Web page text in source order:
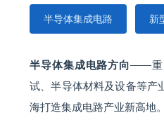
半导体集成电路 新
半导体集成电路方向——重
试、半导体材料及设备等产
海打造集成电路产业新高地。